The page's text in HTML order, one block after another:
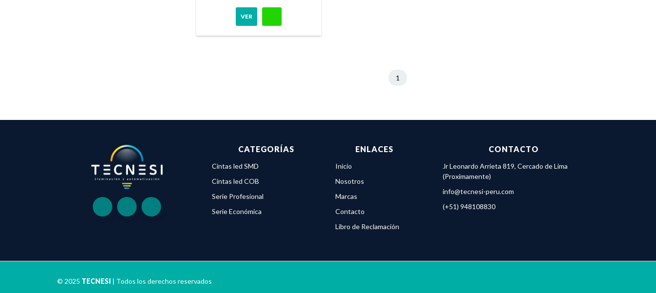
VER
1
CATEGORÍAS
Cintas led SMD
Cintas led COB
Serie Profesional
Serie Económica
ENLACES
Inicio
Nosotros
Marcas
Contacto
Libro de Reclamación
CONTACTO
Jr Leonardo Arrieta 819, Cercado de Lima
(Proximamente)
info@tecnesi-peru.com
(+51) 948108830
© 2025 TECNESI | Todos los derechos reservados